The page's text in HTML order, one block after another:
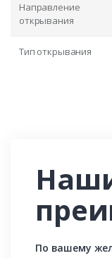
Направление
открывания
Тип открывания
По вашему